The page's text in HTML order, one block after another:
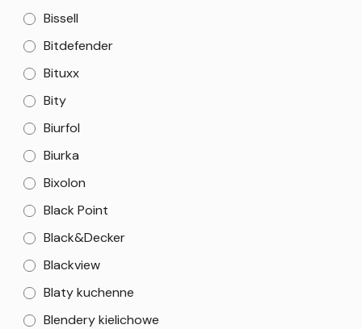
Bissell
Bitdefender
Bituxx
Bity
Biurfol
Biurka
Bixolon
Black Point
Black&Decker
Blackview
Blaty kuchenne
Blendery kielichowe